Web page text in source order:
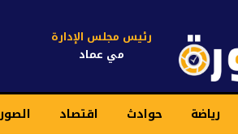
رئيس مجلس الإدارة
مي عماد
رياضة حوادث اقتصاد